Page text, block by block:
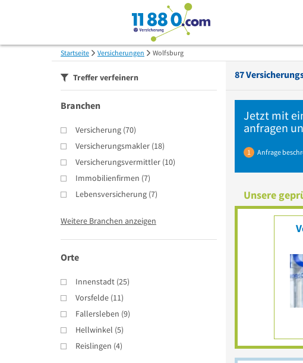
Startseite Versicherungen Wolfsburg
Treffer verfeinern
Branchen
Versicherung (70)
Versicherungsmakler (18)
Versicherungsvermittler (10)
Immobilienfirmen (7)
Lebensversicherung (7)
Weitere Branchen anzeigen
Orte
Innenstadt (25)
Vorsfelde (11)
Fallersleben (9)
Hellwinkel (5)
Reislingen (4)
87
1 Anfrage
Jetzt mit
anfragen
Unsere